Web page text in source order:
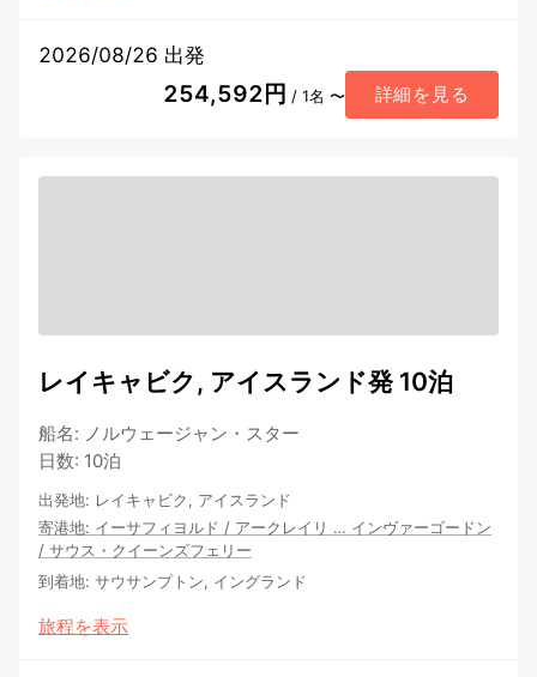
2026/08/26 出発
254,592円 / 1名 〜 詳細を見る
レイキャビク, アイスランド発 10泊
船名: ノルウェージャン・スター
日数: 10泊
出発地: レイキャビク, アイスランド
寄港地: イーサフィヨルド / アークレイリ … インヴァーゴードン
/ サウス・クイーンズフェリー
到着地: サウサンプトン, イングランド
旅程を表示